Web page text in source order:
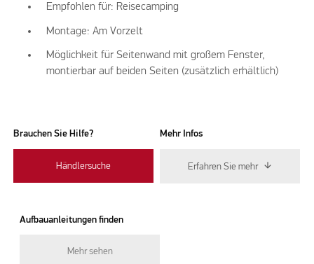
Empfohlen für: Reisecamping
Montage: Am Vorzelt
Möglichkeit für Seitenwand mit großem Fenster,
montierbar auf beiden Seiten (zusätzlich erhältlich)
Brauchen Sie Hilfe?
Händlersuche
Mehr Infos
Erfahren Sie mehr
Aufbauanleitungen finden
Mehr sehen